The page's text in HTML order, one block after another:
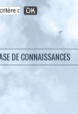
DE CONNAISSANCES